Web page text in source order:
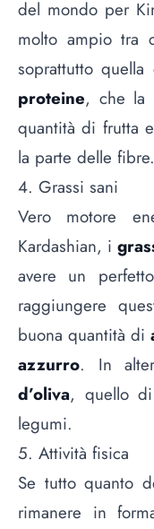
del mondo per
molto ampio tra
soprattutto
proteine, che la
quantità di frutta
la parte delle fibre.
4. Grassi sani
Vero motore
Kardashian, i
avere un
raggiungere
buona quantità di
azzurro. In
d’oliva, quello
legumi.
5. Attività fisica
Se tutto quanto
rimanere in